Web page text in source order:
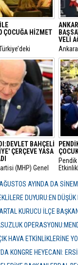
ÇOCUĞA HİZMET
ve tek olma
Çocuk ve Aile
VELİ
Genel
BAHÇELİ
ÇERÇEVE YASA
(MHP) Genel
süreci olarak
yasa teklifini
AYINDA DA
DUYURU:EN
KURUCU İLÇE
HAVA ETKİNLİKLERİNE
KONGRE HEYECANI: